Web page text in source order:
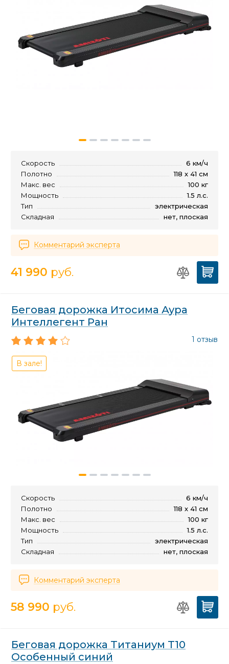
Скорость
6 км/ч
Полотно
118 х 41 см
Макс. вес
100 кг
Мощность
1.5 л.с.
Тип
электрическая
Складная
нет, плоская
Комментарий эксперта
41 990 руб.
Беговая дорожка Итосима Аура
Интеллегент Ран
1 отзыв
В зале!
Скорость
6 км/ч
Полотно
118 х 41 см
Макс. вес
100 кг
Мощность
1.5 л.с.
Тип
электрическая
Складная
нет, плоская
Комментарий эксперта
58 990 руб.
Беговая дорожка Титаниум Т10
Особенный синий